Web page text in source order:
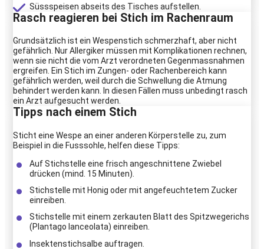
Süssspeisen abseits des Tisches aufstellen.
Rasch reagieren bei Stich im Rachenraum
Grundsätzlich ist ein Wespenstich schmerzhaft, aber nicht
gefährlich. Nur Allergiker müssen mit Komplikationen rechnen,
wenn sie nicht die vom Arzt verordneten Gegenmassnahmen
ergreifen. Ein Stich im Zungen- oder Rachenbereich kann
gefährlich werden, weil durch die Schwellung die Atmung
behindert werden kann. In diesen Fällen muss unbedingt rasch
ein Arzt aufgesucht werden.
Tipps nach einem Stich
Sticht eine Wespe an einer anderen Körperstelle zu, zum
Beispiel in die Fusssohle, helfen diese Tipps:
Auf Stichstelle eine frisch angeschnittene Zwiebel
drücken (mind. 15 Minuten).
Stichstelle mit Honig oder mit angefeuchtetem Zucker
einreiben.
Stichstelle mit einem zerkauten Blatt des Spitzwegerichs
(Plantago lanceolata) einreiben.
Insektenstichsalbe auftragen.